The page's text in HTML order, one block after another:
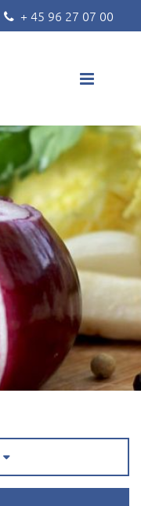
 + 45 96 27 07 00

